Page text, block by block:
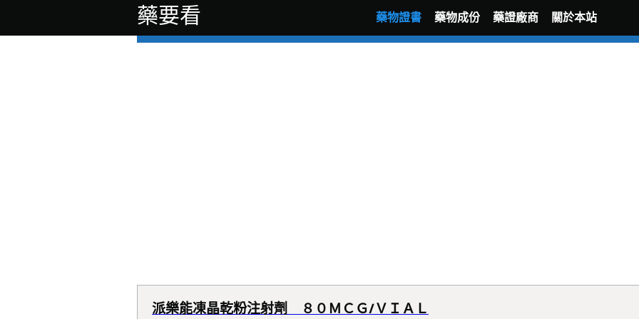
藥要看 藥物證書 藥物成份 藥證廠商 關於本站
派樂能凍晶乾粉注射劑 ８０ＭＣＧ/ＶＩＡＬ